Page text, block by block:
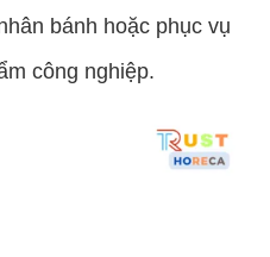
bánh hoặc phục vụ
công nghiệp.